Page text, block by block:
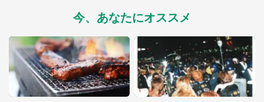
今、あなたにオススメ